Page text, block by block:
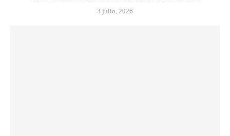
3 julio, 2026